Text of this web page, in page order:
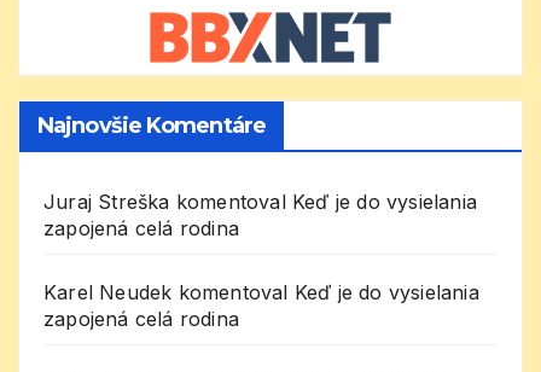
Najnovšie Komentáre
Juraj Streška komentoval Keď je do vysielania
zapojená celá rodina
Karel Neudek komentoval Keď je do vysielania
zapojená celá rodina